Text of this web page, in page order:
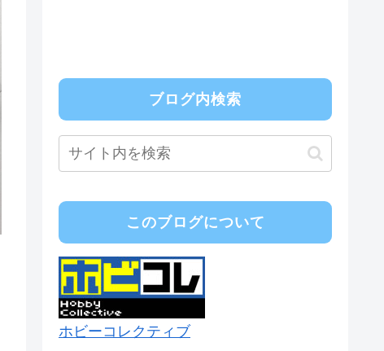
ブログ内検索
このブログについて
ホビーコレクティブ